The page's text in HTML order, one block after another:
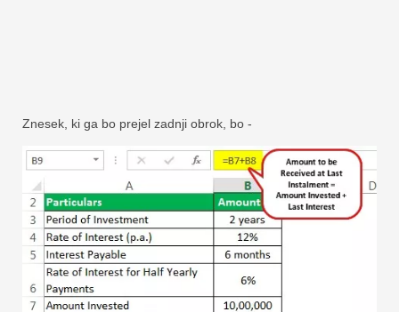
Znesek, ki ga bo prejel zadnji obrok, bo -